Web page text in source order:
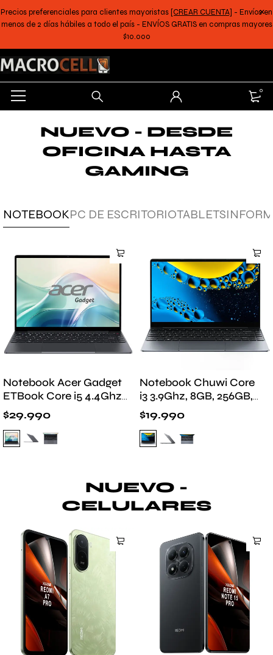
Precios preferenciales para clientes mayoristas [CREAR CUENTA] - Envíos en
menos de 2 días hábiles a todo el país - ENVÍOS GRATIS en compras mayores
$10.000
0
NUEVO - DESDE
OFICINA HASTA
GAMING
NOTEBOOKPC DE ESCRITORIOTABLETS
Notebook Acer Gadget
ETBook Core i5 4.4Ghz,
16GB, 512GB, 14″
$29.990
Notebook Chuwi Core
i3 3.9Ghz, 8GB, 256GB,
14" FHD
$19.990
NUEVO -
CELULARES